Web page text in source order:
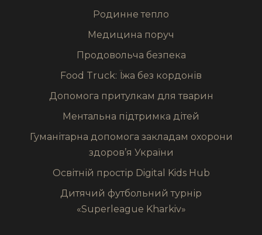
Родинне тепло
Медицина поруч
Продовольча безпека
Food Truck: Їжа без кордонів
Допомога притулкам для тварин
Ментальна підтримка дітей
Гуманітарна допомога закладам охорони
здоров’я України
Освітній простір Digital Kids Hub
Дитячий футбольний турнір
«Superleague Kharkiv»